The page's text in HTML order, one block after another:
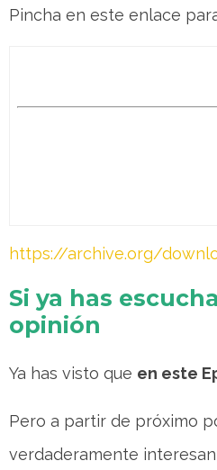
Pincha en este enlace
https://archive.org/
Si ya has
opinión
Ya has visto que en este
Pero a partir de próximo
verdaderamente